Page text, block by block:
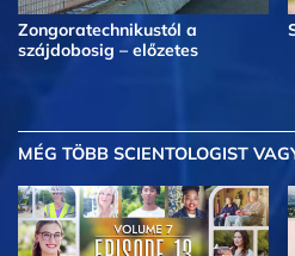
Zongoratechnikustól a
szájdobosig – előzetes
MÉG TÖBB SCIENTOLOGIST